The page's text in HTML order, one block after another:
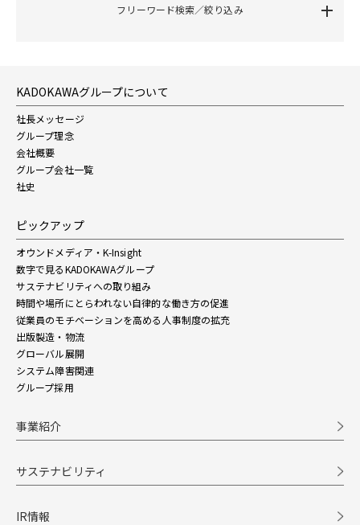
フリーワード検索／絞り込み
KADOKAWAグループについて
社長メッセージ
グループ理念
会社概要
グループ会社一覧
社史
ピックアップ
オウンドメディア・K-Insight
数字で見るKADOKAWAグループ
サステナビリティへの取り組み
時間や場所にとらわれない自律的な働き方の促進
従業員のモチベーションを高める人事制度の拡充
出版製造・物流
グローバル展開
システム障害関連
グループ採用
事業紹介
サステナビリティ
IR情報